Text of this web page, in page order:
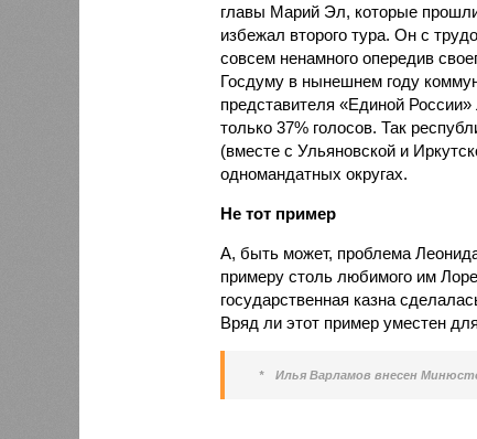
главы Марий Эл, которые
избежал второго тура. Он с
совсем ненамного опередив
Госдуму в нынешнем году
представителя «Единой
только 37% голосов. Так
(вместе с Ульяновской и
одномандатных округах.
Не тот пример
А, быть может, проблема
примеру столь любимого им
государственная казна
Вряд ли этот пример уместен
* Илья Варламов внесен